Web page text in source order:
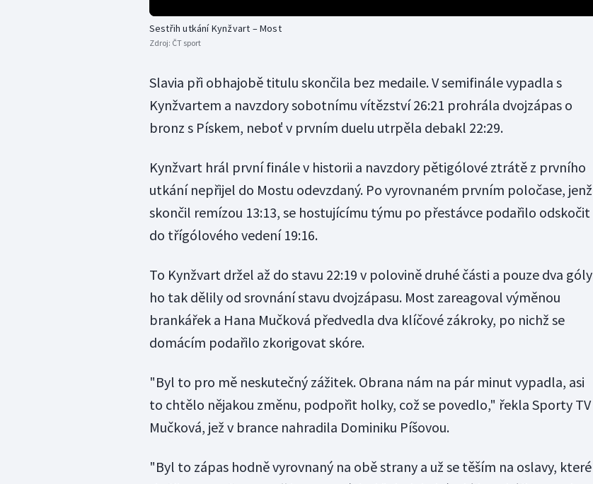
Sestřih utkání Kynžvart – Most
Zdroj: ČT sport
Slavia při obhajobě titulu skončila bez medaile. V semifinále vypadla s
Kynžvartem a navzdory sobotnímu vítězství 26:21 prohrála dvojzápas o
bronz s Pískem, neboť v prvním duelu utrpěla debakl 22:29.
Kynžvart hrál první finále v historii a navzdory pětigólové ztrátě z prvního
utkání nepřijel do Mostu odevzdaný. Po vyrovnaném prvním poločase, jenž
skončil remízou 13:13, se hostujícímu týmu po přestávce podařilo odskočit
do třígólového vedení 19:16.
To Kynžvart držel až do stavu 22:19 v polovině druhé části a pouze dva góly
ho tak dělily od srovnání stavu dvojzápasu. Most zareagoval výměnou
brankářek a Hana Mučková předvedla dva klíčové zákroky, po nichž se
domácím podařilo zkorigovat skóre.
"Byl to pro mě neskutečný zážitek. Obrana nám na pár minut vypadla, asi
to chtělo nějakou změnu, podpořit holky, což se povedlo," řekla Sporty TV
Mučková, jež v brance nahradila Dominiku Píšovou.
"Byl to zápas hodně vyrovnaný na obě strany a už se těším na oslavy, které